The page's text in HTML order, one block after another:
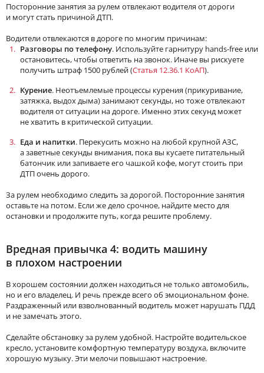
Посторонние занятия за рулем отвлекают водителя от дороги
и могут стать причиной ДТП.
Водители отвлекаются в дороге по многим причинам:
Разговоры по телефону. Используйте гарнитуру hands-free или
остановитесь, чтобы ответить на звонок. Иначе вы рискуете
получить штраф 1500 рублей (Статья 12.36.1 КоАП).
Курение. Неотъемлемые процессы курения (прикуривание,
затяжка, выдох дыма) занимают секунды, но тоже отвлекают
водителя от ситуации на дороге. Именно этих секунд может
не хватить в критической ситуации.
Еда и напитки. Перекусить можно на любой крупной АЗС,
а заветные секунды внимания, пока вы кусаете питательный
батончик или запиваете его чашкой кофе, могут стоить при
ДТП очень дорого.
За рулем необходимо следить за дорогой. Посторонние занятия
оставьте на потом. Если же дело срочное, найдите место для
остановки и продолжите путь, когда решите проблему.
Вредная привычка 4: водить машину
в плохом настроении
В хорошем состоянии должен находиться не только автомобиль,
но и его владелец. И речь прежде всего об эмоциональном фоне.
Раздраженный или взволнованный водитель может нарушать ПДД
и не замечать этого.
Сделайте обстановку за рулем удобной. Настройте водительское
кресло, установите комфортную температуру воздуха, включите
хорошую музыку. Эти мелочи повышают настроение.